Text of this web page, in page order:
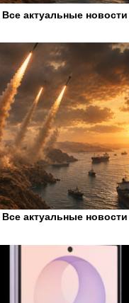
актуальные
актуальные